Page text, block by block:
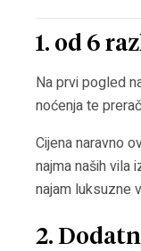
1. od 6
Na prvi pogled
noćenja te
Cijena naravno
najma naših vila
najam luksuzne
2.